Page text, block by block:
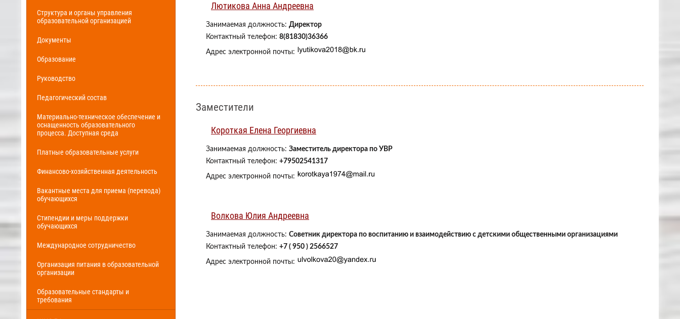
Структура и органы управления
образовательной организацией
Документы
Образование
Руководство
Педагогический состав
Материально-техническое обеспечение и
оснащенность образовательного
процесса. Доступная среда
Платные образовательные услуги
Финансово-хозяйственная деятельность
Вакантные места для приема (перевода)
обучающихся
Стипендии и меры поддержки
обучающихся
Международное сотрудничество
Организация питания в образовательной
организации
Образовательные стандарты и
требования
Лютикова Анна Андреевна
Занимаемая должность: Директор
Контактный телефон: 8(81830)36366
Адрес электронной почты:
Заместители
Короткая Елена Георгиевна
Занимаемая должность: Заместитель директора по УВР
Контактный телефон: +79502541317
Адрес электронной почты:
Волкова Юлия Андреевна
Занимаемая должность: Советник директора по воспитанию и взаимодействию с детскими общественными организациями
Контактный телефон: +7 ( 950 ) 2566527
Адрес электронной почты: